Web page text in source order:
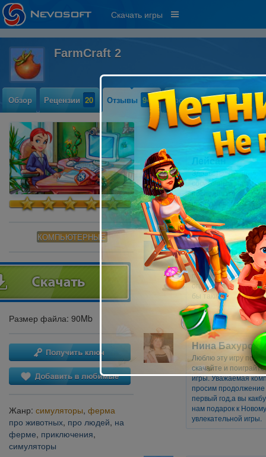
Скачать игры
FarmCraft 2
Обзор Рецензии 20 Отзывы 947 Прохождение 20
КОМПЬЮТЕРНЫЕ
Размер файла: 90Mb
Жанр: симуляторы, ферма
про животных, про людей, на
ферме, приключения,
симуляторы
Лейсан
Здравствуйте,
сосисочный завод, и
последовательности
первую очередь?
anuta8501
Игра настолько
поиграть в неё даже
огород скоро
бы таких!
Нина
Люблю эту игру
скачайте и
игры. Уважаемая
просим
первый год,а вы
нам подарок к
увлекательной игры.